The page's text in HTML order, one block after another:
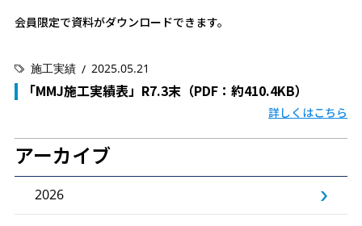
会員限定で資料がダウンロードできます。
アーカイブ
2026
施工実績 2025.05.21
「MMJ施工実績表」R7.3末（PDF：約410.4KB）
詳しくはこちら